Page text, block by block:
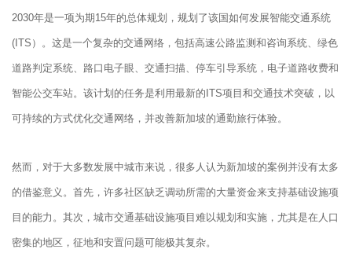
2030年是一项为期15年的总体规划，规划了该国如何发展智能交通系统
(ITS）。这是一个复杂的交通网络，包括高速公路监测和咨询系统、绿色
道路判定系统、路口电子眼、交通扫描、停车引导系统，电子道路收费和
智能公交车站。该计划的任务是利用最新的ITS项目和交通技术突破，以
可持续的方式优化交通网络，并改善新加坡的通勤旅行体验。
然而，对于大多数发展中城市来说，很多人认为新加坡的案例并没有太多
的借鉴意义。首先，许多社区缺乏调动所需的大量资金来支持基础设施项
目的能力。其次，城市交通基础设施项目难以规划和实施，尤其是在人口
密集的地区，征地和安置问题可能极其复杂。